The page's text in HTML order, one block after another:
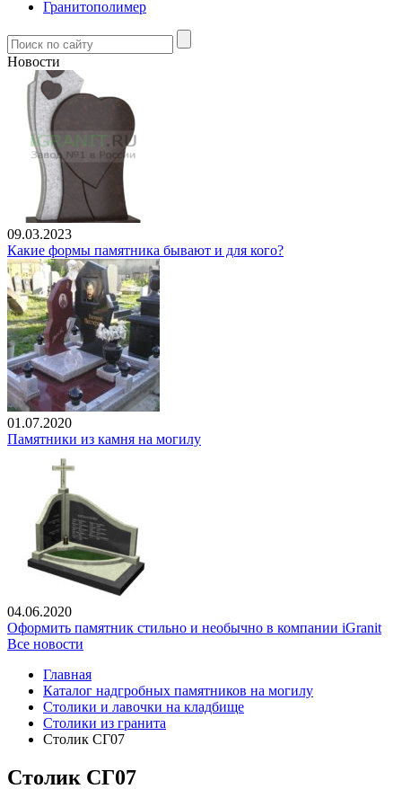
Гранитополимер
Новости
09.03.2023
Какие формы памятника бывают и для кого?
01.07.2020
Памятники из камня на могилу
04.06.2020
Оформить памятник стильно и необычно в компании iGranit
Все новости
Главная
Каталог надгробных памятников на могилу
Столики и лавочки на кладбище
Столики из гранита
Столик СГ07
Столик СГ07